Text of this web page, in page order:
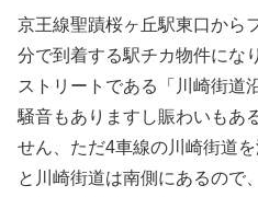
京王線聖蹟桜ヶ丘駅東口から
分で到着する駅チカ物件にな
ストリートである「川崎街道
騒音もありますし賑わいもあ
せん、ただ4車線の川崎街道
と川崎街道は南側にあるので